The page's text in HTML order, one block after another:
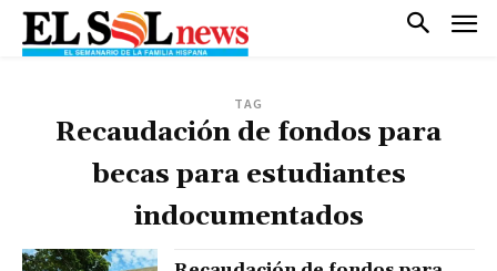
TAG
Recaudación de fondos para
becas para estudiantes
indocumentados